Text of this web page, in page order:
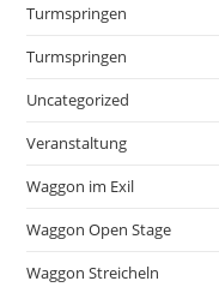
Turmspringen
Turmspringen
Uncategorized
Veranstaltung
Waggon im Exil
Waggon Open Stage
Waggon Streicheln